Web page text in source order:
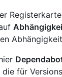
Registerkarte
die für